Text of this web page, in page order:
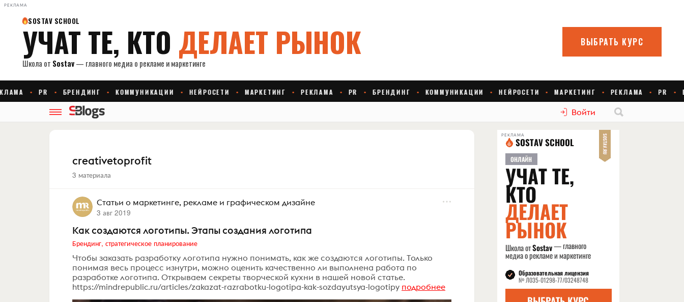
РЕКЛАМА
Войти
creativetoprofit
3 материала
Статьи о маркетинге, рекламе и графическом дизайне
3 авг 2019
Как создаются логотипы. Этапы создания логотипа
Брендинг, стратегическое планирование
Чтобы заказать разработку логотипа нужно понимать, как же создаются логотипы. Только
понимая весь процесс изнутри, можно оценить качественно ли выполнена работа по
разработке логотипа. Открываем секреты творческой кухни в нашей новой статье.
https://mindrepublic.ru/articles/zakazat-razrabotku-logotipa-kak-sozdayutsya-logotipy подробнее
РЕКЛАМА